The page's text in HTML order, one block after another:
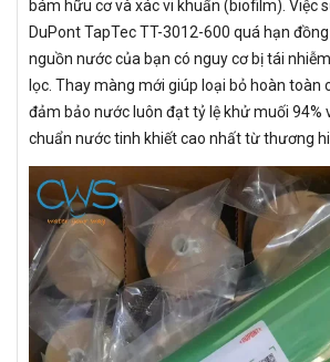
bám hữu cơ và xác vi khuẩn (biofilm). Việc
DuPont TapTec TT-3012-600 quá hạn
nguồn nước của bạn có nguy cơ bị tái
lọc. Thay màng mới giúp loại bỏ hoàn toàn
đảm bảo nước luôn đạt tỷ lệ khử muối 94%
chuẩn nước tinh khiết cao nhất từ thương